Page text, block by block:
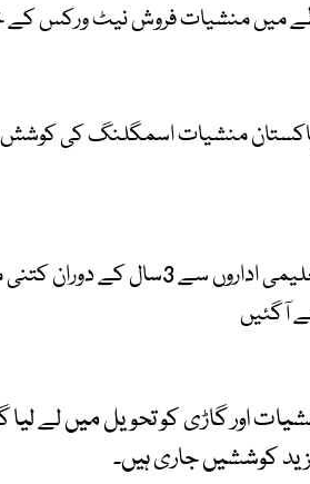
میں منشیات فروش نیٹ ورکس کے
اسلام آباد کے تعلیمی اداروں
آگئیں
اور گاڑی کو تحویل میں لے
کوششیں جاری ہیں۔